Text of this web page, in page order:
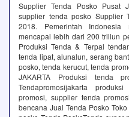
Supplier Tenda Posko Pusat
supplier tenda posko Supplier
2018. Pemerintah Indonesia
mencapai lebih dari 200 triliun
Produksi Tenda & Terpal
tenda lipat, alunalun, serang
posko, tenda kerucut, tenda
JAKARTA Produksi tenda
Tendapromosijakarta
promosi, supplier tenda
bencana Jual Tenda Posko